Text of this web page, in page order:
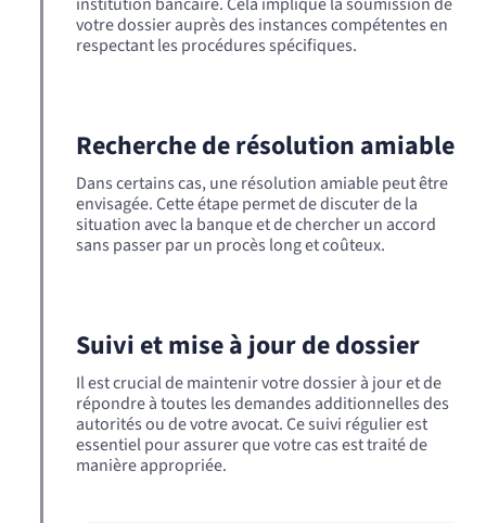
votre dossier auprès des instances compétentes en
respectant les procédures spécifiques.
Recherche de résolution amiable
Dans certains cas, une résolution amiable peut être
envisagée. Cette étape permet de discuter de la
situation avec la banque et de chercher un accord
sans passer par un procès long et coûteux.
Suivi et mise à jour de dossier
Il est crucial de maintenir votre dossier à jour et de
répondre à toutes les demandes additionnelles des
autorités ou de votre avocat. Ce suivi régulier est
essentiel pour assurer que votre cas est traité de
manière appropriée.